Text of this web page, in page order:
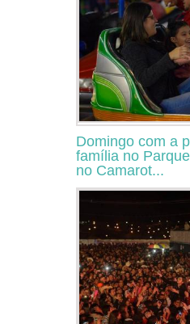
Domingo com a
família no
no Camarot...